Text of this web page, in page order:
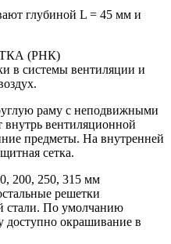
глубиной L = 45 мм и
(РНК)
в системы вентиляции и
раму с неподвижными
вентиляционной
предметы. На внутренней
сетка.
200, 250, 315 мм
решетки
стали. По умолчанию
доступно окрашивание в